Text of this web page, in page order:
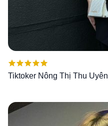
Tiktoker Nông Thị Thu Uyên
Được xếp